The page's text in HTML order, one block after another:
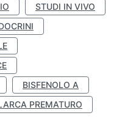
STUDI IN VIVO
BISFENOLO A
PREMATURO